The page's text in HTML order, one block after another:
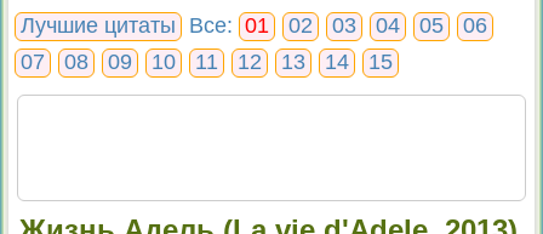
Лучшие цитаты
Все: 01 02 03 04 05
06
07
08 09 10 11 12 13 14 15